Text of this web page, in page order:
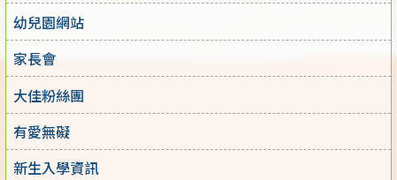
幼兒園網站
家長會
大佳粉絲團
有愛無礙
新生入學資訊